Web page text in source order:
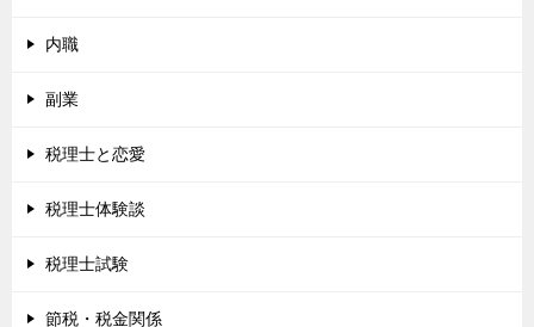
内職
副業
税理士と恋愛
税理士体験談
税理士試験
節税・税金関係